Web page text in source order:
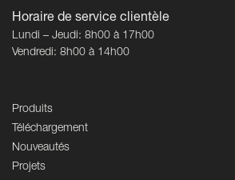
Horaire de service clientèle
Lundi – Jeudi: 8h00 à 17h00
Vendredi: 8h00 à 14h00
Produits
Téléchargement
Nouveautés
Projets